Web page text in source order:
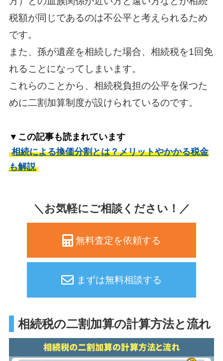
税額が同じであるのは不公平と考えられるため
です。
また、孫が遺産を相続した場合、相続税を1回免
れることになってしまいます。
これらのことから、相続税負担の公平を保つた
めに二割加算制度が設けられているのです。
▼この記事も読まれています
相続による換価分割とは？メリットやかかる税金
も解説
＼お気軽にご相談ください！／
無料査定を依頼する
まずは無料相談する
相続税の二割加算の計算方法と流れ